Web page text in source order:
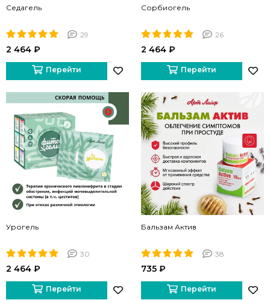
Седагель
29
2 464 ₽
Перейти
Сорбиогель
26
2 464 ₽
Перейти
Урогель
30
2 464 ₽
Перейти
Бальзам Актив
38
735 ₽
Перейти